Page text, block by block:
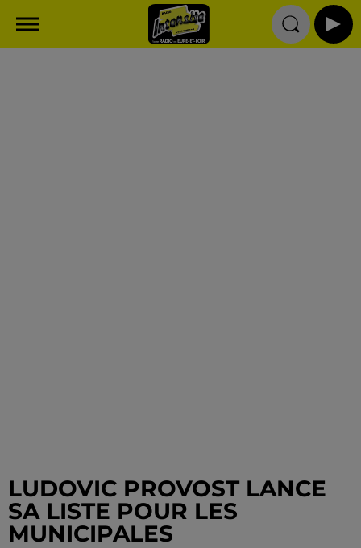
LUDOVIC PROVOST LANCE
SA LISTE POUR LES
MUNICIPALES